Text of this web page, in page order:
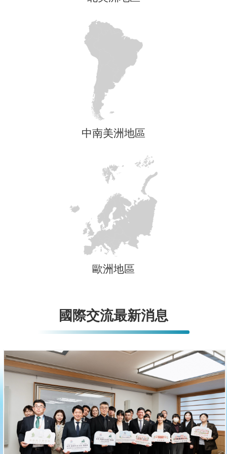
中南美洲地區
歐洲地區
國際交流最新消息